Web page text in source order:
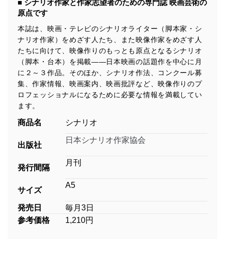
■ シナリオ作家と作家志望者のための専門誌 映画芸術の
原点です
本誌は、映画・テレビのシナリオライター（脚本家・シ
ナリオ作家）をめざす人たち、また映像作家をめざす人
たちに向けて、映像作りのもっとも原点となるシナリオ
（脚本・台本）を掲載――日本映画の話題作を中心に月
に２～３作品。そのほか、シナリオ作法、コンクール募
集、作家情報、映画案内、映画批評など、映像作りのプ
ロフェッショナルになるために必要な情報を満載してい
ます。
商品名 シナリオ
出版社
日本シナリオ作家協会
発行間隔
月刊
サイズ
A5
発売日
毎月3日
参考価格
1,210円